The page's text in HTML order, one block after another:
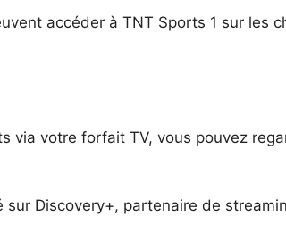
accéder à TNT Sports 1 sur les
via votre forfait TV, vous pouvez
Discovery+, partenaire de